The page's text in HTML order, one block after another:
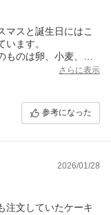
マスと誕生日にはこ
ます。
のは卵、小麦、乳
家族に不評でした。
ムを使ってデコレ
さらに表示
参考になった
2026/01/28
注文していたケーキ